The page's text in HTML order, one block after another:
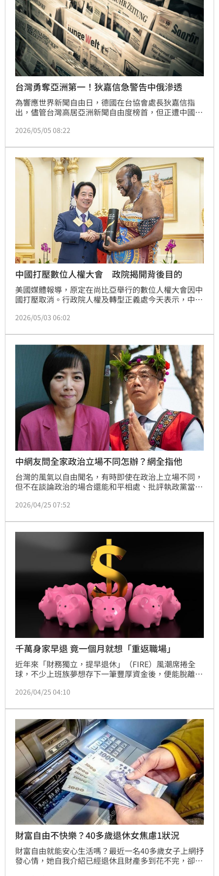
台灣勇奪亞洲第一！狄嘉信急警告中俄滲透
為響應世界新聞自由日，德國在台協會處長狄嘉信指
出，儘管台灣高居亞洲新聞自由度榜首，但正遭中國、
調，這些國家在國內築起資訊防火牆，卻對外發動資訊
調新聞自由是民主命脈，呼籲國際社會提高警覺，共同
防範假新聞無孔不入的滲透，並保護在全球衝突中面臨
威脅的新聞從業人員，捍衛真相與民主價值。
2026/05/05 08:22
中國打壓數位人權大會 政院揭開背後目的
美國媒體報導，原定在尚比亞舉行的數位人權大會因中
國打壓取消。行政院人權及轉型正義處今天表示，中國
這種行為也正是「全球數位人權大會」亟欲對抗的極權
2026/05/03 06:02
中網友問全家政治立場不同怎辦？網全指他
台灣的風氣以自由聞名，有時即使在政治上立場不同，
但不在談論政治的場合還能和平相處、批評執政黨當局
當地派出所教育、重則有牢獄之災成為強烈對比，有中
同，會發生什麼？
2026/04/25 07:52
千萬身家早退 竟一個月就想「重返職場」
近年來「財務獨立，提早退休」（FIRE）風潮席捲全
球，不少上班族夢想存下一筆豐厚資金後，便能脫離朝
族，在達成理想中的「退休目標」後，卻在短短一個月
家，請求復職。這起案例也引發產業界對於退休規劃中
「非財務心理建設」的重新審視。
2026/04/25 04:10
財富自由不快樂？40多歲退休女焦慮1狀況
財富自由就能安心生活嗎？最近一名40多歲女子上網抒
發心情，她自我介紹已經退休且財產多到花不完，卻注